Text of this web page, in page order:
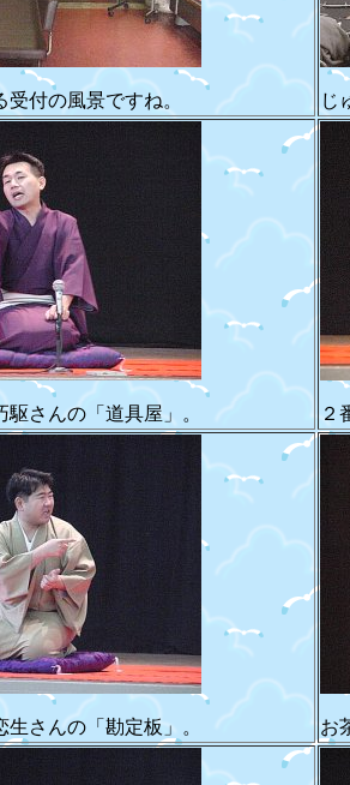
付の風景ですね。 じ
駆さんの「道具屋」。 ２
生さんの「勘定板」。 お